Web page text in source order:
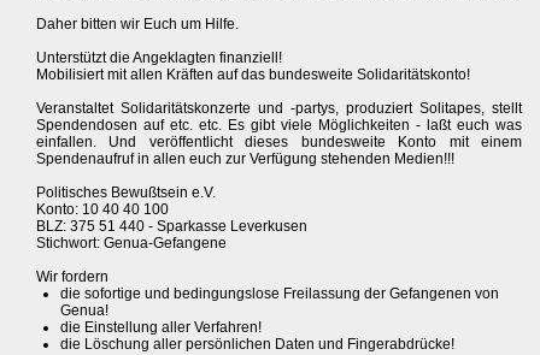
Daher bitten wir Euch um Hilfe.
Unterstützt die Angeklagten finanziell!
Mobilisiert mit allen Kräften auf das bundesweite Solidaritätskonto!
Veranstaltet Solidaritätskonzerte und -partys, produziert Solitapes, stellt
Spendendosen auf etc. etc. Es gibt viele Möglichkeiten - laßt euch was
einfallen. Und veröffentlicht dieses bundesweite Konto mit einem
Spendenaufruf in allen euch zur Verfügung stehenden Medien!!!
Politisches Bewußtsein e.V.
Konto: 10 40 40 100
BLZ: 375 51 440 - Sparkasse Leverkusen
Stichwort: Genua-Gefangene
Wir fordern
die sofortige und bedingungslose Freilassung der Gefangenen von
Genua!
die Einstellung aller Verfahren!
die Löschung aller persönlichen Daten und Fingerabdrücke!